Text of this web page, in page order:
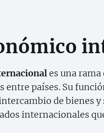
es una rama
entre países. Su
de bienes y
internacionales